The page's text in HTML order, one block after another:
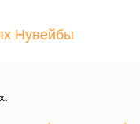
свой номер
с вами и
Нувейбы